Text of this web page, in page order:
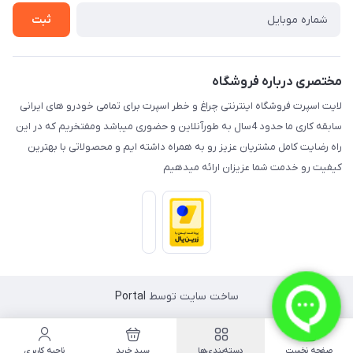
ثبت
مختصری درباره فروشگاه
لایت اسپرت فروشگاه اینترنتی چراغ و خطر اسپرت برای تمامی خودرو های ایرانی
سابقه کاری ما حدود 4سال به طورآنلاین و حضوری میباشد ومفتخریم که در این
راه رضایت کامل مشتریان عزیز رو به همراه داشته ایم و محصولاتی با بهترین
کیفیت رو خدمت شما عزیزان ارائه میدهیم
ساخت سایت توسط Portal
صفحه نخست دسته‌بندی‌ها سبد خرید ناحیه کاربری